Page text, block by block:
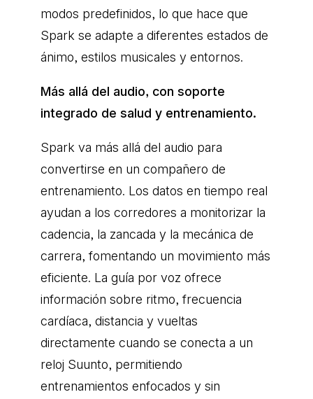
modos predefinidos, lo que hace que
Spark se adapte a diferentes estados de
ánimo, estilos musicales y entornos.
Más allá del audio, con soporte
integrado de salud y entrenamiento.
Spark va más allá del audio para
convertirse en un compañero de
entrenamiento. Los datos en tiempo real
ayudan a los corredores a monitorizar la
cadencia, la zancada y la mecánica de
carrera, fomentando un movimiento más
eficiente. La guía por voz ofrece
información sobre ritmo, frecuencia
cardíaca, distancia y vueltas
directamente cuando se conecta a un
reloj Suunto, permitiendo
entrenamientos enfocados y sin